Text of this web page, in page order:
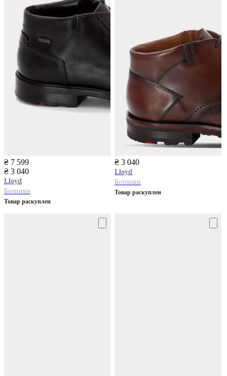
₴ 7 599
₴ 3 040
Lloyd
Ботинки
Товар раскуплен
₴ 3 040
Lloyd
Ботинки
Товар раскуплен